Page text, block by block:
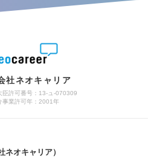
社ネオキャリア
臣許可番号：13-ュ-070309
事業許可年：2001年
オキャリア）